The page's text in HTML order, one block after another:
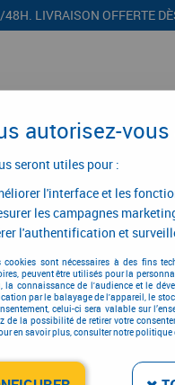
LIVRAISON OFFERTE
CONFIGURATEURS
autorisez-
seront utiles pour :
l'interface et les
les campagnes
l'authentification et
cookies sont nécessaires à des fins
peuvent être utilisés pour la
la connaissance de l'audience et le
par le balayage de l'appareil, le
celui-ci sera valable sur
de la possibilité de retirer votre
en savoir plus, consulter notre politique